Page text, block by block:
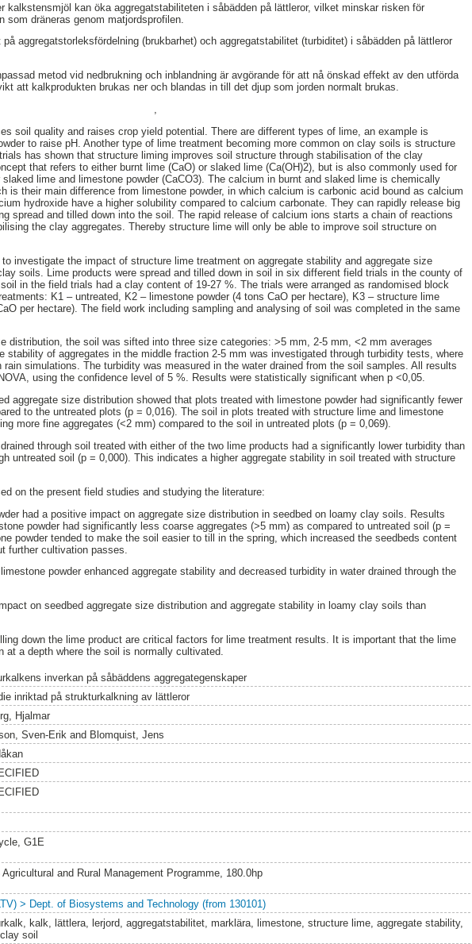
kalkstensmjöl kan öka aggregatstabiliteten i såbädden på lättleror, vilket minskar risken för
dräneras genom matjordsprofilen.
aggregatstorleksfördelning (brukbarhet) och aggregatstabilitet (turbiditet) i såbädden på lättleror
metod vid nedbrukning och inblandning är avgörande för att nå önskad effekt av den utförda
att kalkprodukten brukas ner och blandas in till det djup som jorden normalt brukas.
soil quality and raises crop yield potential. There are different types of lime, an example is
to raise pH. Another type of lime treatment becoming more common on clay soils is structure
has shown that structure liming improves soil structure through stabilisation of the clay
that refers to either burnt lime (CaO) or slaked lime (Ca(OH)2), but is also commonly used for
lime and limestone powder (CaCO3). The calcium in burnt and slaked lime is chemically
is their main difference from limestone powder, in which calcium is carbonic acid bound as calcium
hydroxide have a higher solubility compared to calcium carbonate. They can rapidly release big
spread and tilled down into the soil. The rapid release of calcium ions starts a chain of reactions
the clay aggregates. Thereby structure lime will only be able to improve soil structure on
investigate the impact of structure lime treatment on aggregate stability and aggregate size
soils. Lime products were spread and tilled down in soil in six different field trials in the county of
in the field trials had a clay content of 19-27 %. The trials were arranged as randomised block
K1 – untreated, K2 – limestone powder (4 tons CaO per hectare), K3 – structure lime
per hectare). The field work including sampling and analysing of soil was completed in the same
distribution, the soil was sifted into three size categories: >5 mm, 2-5 mm, <2 mm averages
stability of aggregates in the middle fraction 2-5 mm was investigated through turbidity tests, where
simulations. The turbidity was measured in the water drained from the soil samples. All results
using the confidence level of 5 %. Results were statistically significant when p <0,05.
aggregate size distribution showed that plots treated with limestone powder had significantly fewer
to the untreated plots (p = 0,016). The soil in plots treated with structure lime and limestone
more fine aggregates (<2 mm) compared to the soil in untreated plots (p = 0,069).
through soil treated with either of the two lime products had a significantly lower turbidity than
untreated soil (p = 0,000). This indicates a higher aggregate stability in soil treated with structure
on the present field studies and studying the literature:
had a positive impact on aggregate size distribution in seedbed on loamy clay soils. Results
powder had significantly less coarse aggregates (>5 mm) as compared to untreated soil (p =
powder tended to make the soil easier to till in the spring, which increased the seedbeds content
further cultivation passes.
powder enhanced aggregate stability and decreased turbidity in water drained through the
on seedbed aggregate size distribution and aggregate stability in loamy clay soils than
down the lime product are critical factors for lime treatment results. It is important that the lime
at a depth where the soil is normally cultivated.
inverkan på såbäddens aggregategenskaper
inriktad på strukturkalkning av lättleror
Hjalmar
Sven-Erik and Blomquist, Jens
G1E
Agricultural and Rural Management Programme, 180.0hp
> Dept. of Biosystems and Technology (from 130101)
kalk, lättlera, lerjord, aggregatstabilitet, marklära, limestone, structure lime, aggregate stability,
soil